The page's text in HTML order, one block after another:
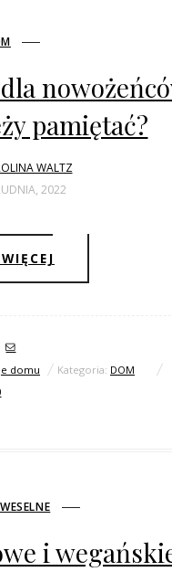
pamiętać?
WALTZ
2022
domu Kategoria: DOM
i